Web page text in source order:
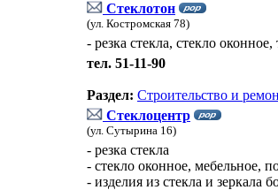
Стеклотон
(ул. Костромская 78)
- резка стекла, стекло
тел. 51-11-90
Раздел: Строительство и
Стеклоцентр
(ул. Сутырина 16)
- резка стекла
- стекло оконное, мебельное,
- изделия из стекла и зеркала